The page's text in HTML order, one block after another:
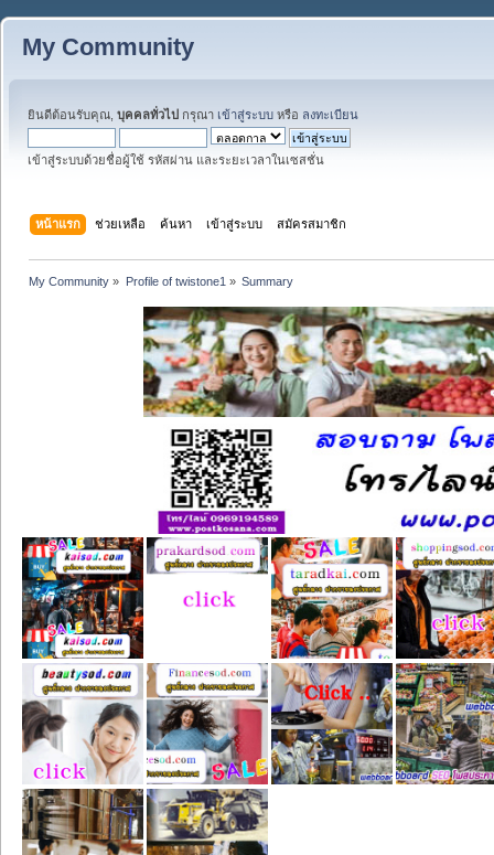
My Community
ยินดีต้อนรับคุณ, บุคคลทั่วไป กรุณา เข้าสู่ระบบ หรือ ลงทะเบียน
เข้าสู่ระบบด้วยชื่อผู้ใช้ รหัสผ่าน และระยะเวลาในเซสชั่น
หน้าแรก ช่วยเหลือ ค้นหา เข้าสู่ระบบ สมัครสมาชิก
My Community » Profile of twistone1 » Summary